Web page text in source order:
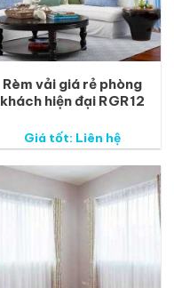
Rèm vải giá rẻ phòng
khách hiện đại RGR12
Giá tốt: Liên hệ